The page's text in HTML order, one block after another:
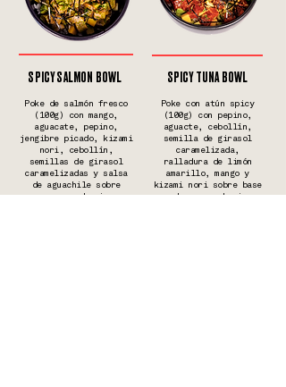
SPICY SALMON BOWL
Poke de salmón fresco
(100g) con mango,
aguacate, pepino,
jengibre picado, kizami
nori, cebollín,
semillas de girasol
caramelizadas y salsa
de aguachile sobre
arroz shari
SPICY TUNA BOWL
Poke con atún spicy
(100g) con pepino,
aguacte, cebollín,
semilla de girasol
caramelizada,
ralladura de limón
amarillo, mango y
kizami nori sobre base
de arros shari